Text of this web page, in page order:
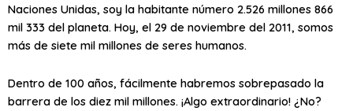
Naciones Unidas, soy la habitante número 2.526 millones 866
mil 333 del planeta. Hoy, el 29 de noviembre del 2011, somos
más de siete mil millones de seres humanos.
Dentro de 100 años, fácilmente habremos sobrepasado la
barrera de los diez mil millones. ¡Algo extraordinario! ¿No?